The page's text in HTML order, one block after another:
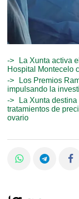
La Xunta activa
Hospital Montecelo
Los Premios
impulsando la
La Xunta
tratamientos de
ovario